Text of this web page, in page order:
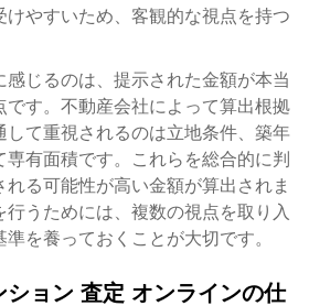
けやすいため、客観的な視点を持つ
感じるのは、提示された金額が本当
です。不動産会社によって算出根拠
して重視されるのは立地条件、築年
有面積です。これらを総合的に判
れる可能性が高い金額が算出されま
うためには、複数の視点を取り入
を養っておくことが大切です。
ョン 査定 オンラインの仕